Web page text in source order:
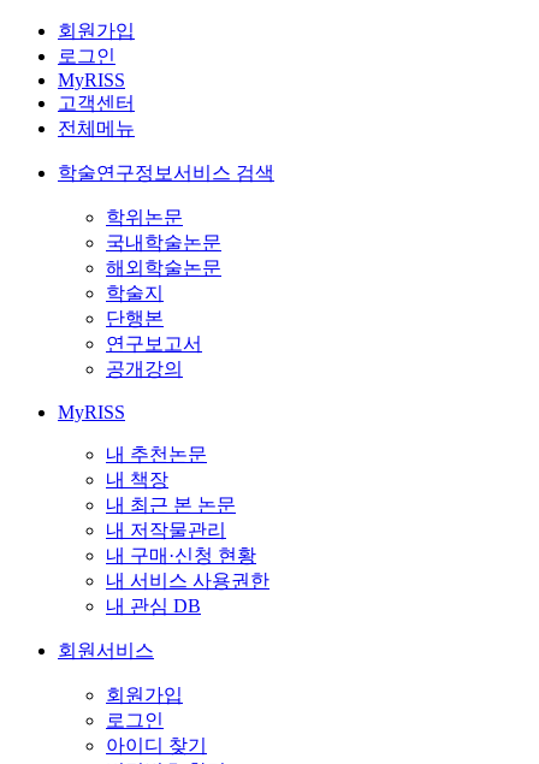
회원가입
로그인
MyRISS
고객센터
전체메뉴
학술연구정보서비스 검색
학위논문
국내학술논문
해외학술논문
학술지
단행본
연구보고서
공개강의
MyRISS
내 추천논문
내 책장
내 최근 본 논문
내 저작물관리
내 구매·신청 현황
내 서비스 사용권한
내 관심 DB
회원서비스
회원가입
로그인
아이디 찾기